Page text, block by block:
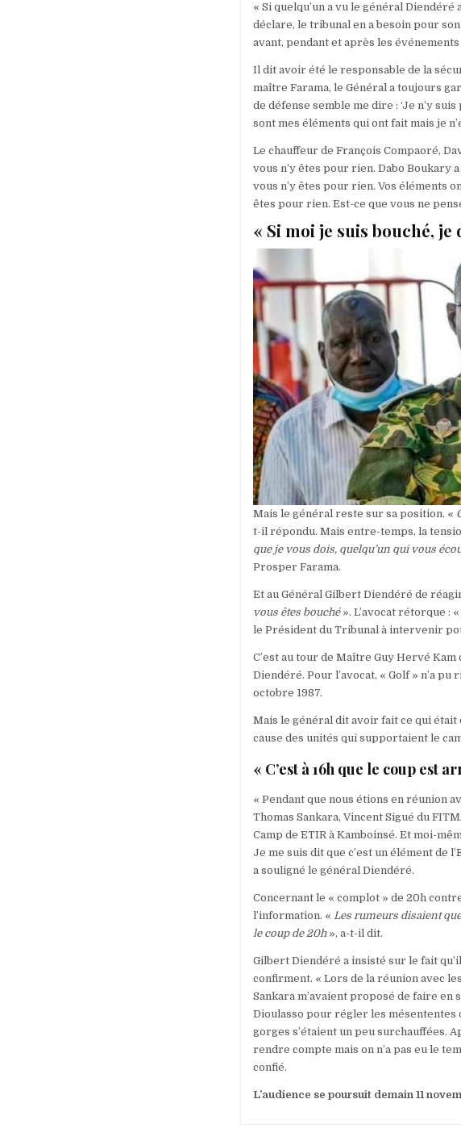
« Si quelqu’un a vu le général
déclare, le tribunal en a besoin pour
avant, pendant et après les événements
Il dit avoir été le responsable de la
maître Farama, le Général a toujours
de défense semble me dire : ‘Je n’y
sont mes éléments qui ont fait mais je
Le chauffeur de François Compaoré,
vous n’y êtes pour rien. Dabo Boukary
vous n’y êtes pour rien. Vos éléments
êtes pour rien. Est-ce que vous ne
« Si moi je suis bouché, je
Mais le général reste sur sa position. «
t-il répondu. Mais entre-temps, la
que je vous dois, quelqu’un qui vous
Prosper Farama.
Et au Général Gilbert Diendéré de
vous êtes bouché ». L’avocat rétorque : «
le Président du Tribunal à intervenir
C’est au tour de Maître Guy Hervé
Diendéré. Pour l’avocat, « Golf » n’a
octobre 1987.
Mais le général dit avoir fait ce qui
cause des unités qui supportaient le
« C’est à 16h que le coup est
« Pendant que nous étions en réunion
Thomas Sankara, Vincent Sigué du
Camp de ETIR à Kamboinsé. Et moi-
Je me suis dit que c’est un élément de
a souligné le général Diendéré.
Concernant le « complot » de 20h
l’information. « Les rumeurs disaient
le coup de 20h », a-t-il dit.
Gilbert Diendéré a insisté sur le fait
confirment. « Lors de la réunion avec
Sankara m’avaient proposé de faire
Dioulasso pour régler les mésententes
gorges s’étaient un peu surchauffées.
rendre compte mais on n’a pas eu le
confié.
L’audience se poursuit demain 11